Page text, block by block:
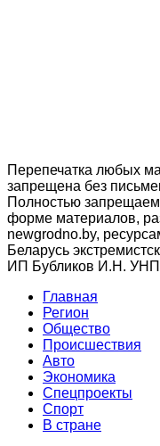
Перепечатка любых
запрещена без
Полностью
форме материалов,
newgrodno.by,
Беларусь
ИП Бубликов И.Н. УНП
Главная
Регион
Общество
Происшествия
Авто
Экономика
Спецпроекты
Cпорт
В стране